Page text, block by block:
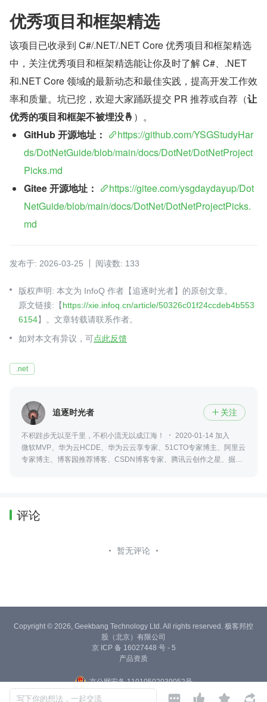
优秀项目和框架精选
该项目已收录到 C#/.NET/.NET Core 优秀项目和框架精选
中，关注优秀项目和框架精选能让你及时了解 C#、.NET
和.NET Core 领域的最新动态和最佳实践，提高开发工作效
率和质量。坑已挖，欢迎大家踊跃提交 PR 推荐或自荐（让
优秀的项目和框架不被埋没🤞 ）。
GitHub 开源地址：
https://github.com/YSGStudyHar
ds/DotNetGuide/blob/main/docs/DotNet/DotNetProject
Picks.md
Gitee 开源地址：
https://gitee.com/ysgdaydayup/Dot
NetGuide/blob/main/docs/DotNet/DotNetProjectPicks.
md
发布于: 2026-03-25 阅读数: 133
版权声明: 本文为 InfoQ 作者【追逐时光者】的原创文章。
原文链接:【https://xie.infoq.cn/article/50326c01f24ccdeb4b553
6154】。文章转载请联系作者。
如对本文有异议，可点此反馈
.net
追逐时光者  关注
不积跬步无以至千里，不积小流无以成江海！
2020-01-14 加入
微软MVP、华为云HCDE、华为云云享专家、51CTO专家博主、阿里云
专家博主、博客园推荐博客、CSDN博客专家、腾讯云创作之星、掘金
评论
暂无评论
写下你的想法，一起交流    
Copyright © 2026, Geekbang Technology Ltd. All rights reserved. 极客邦控
股（北京）有限公司
京 ICP 备 16027448 号 - 5
产品资质
京公网安备 11010502039052号